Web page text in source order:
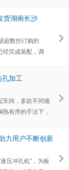
货湖南长沙
超数控订购的
经完成装配，调
加工
车间，多款不同规
有序的手法下，
力用户不断创新
压冲孔机”，为板